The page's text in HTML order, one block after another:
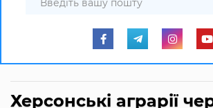
Херсонські аграрії